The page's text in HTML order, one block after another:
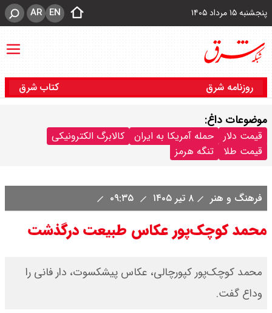
پنجشنبه ۱۵ مرداد ۱۴۰۵ EN
AR
روزنامه شرق کتاب شرق
موضوعات داغ:
قیمت دلار حمله آمریکا به ایران
کالابرگ الکترونیکی
قیمت طلا
تنگه هرمز
فرهنگ و هنر ۸ تیر ۱۴۰۵
محمد کوچک‌پور عکاس طبیعت درگذشت
محمد کوچک‌پور کپورچالی، عکاس پیشکسوت، دار فانی را
وداع گفت.